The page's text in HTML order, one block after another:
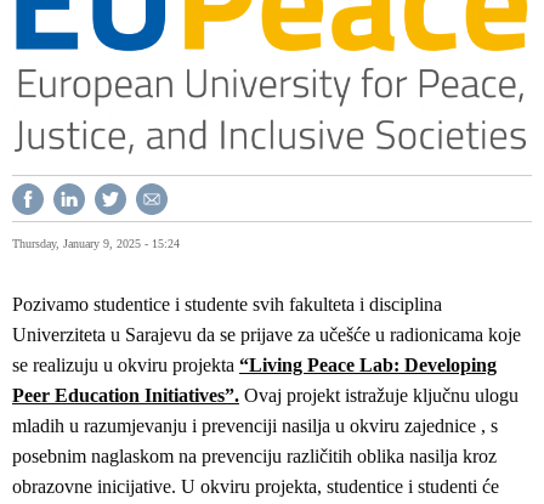
Thursday, January 9, 2025 - 15:24
Pozivamo studentice i studente svih fakulteta i disciplina
Univerziteta u Sarajevu da se prijave za učešće u radionicama koje
se realizuju u okviru projekta “Living Peace Lab: Developing
Peer Education Initiatives”. Ovaj projekt istražuje ključnu ulogu
mladih u razumjevanju i prevenciji nasilja u okviru zajednice , s
posebnim naglaskom na prevenciju različitih oblika nasilja kroz
obrazovne inicijative. U okviru projekta, studentice i studenti će